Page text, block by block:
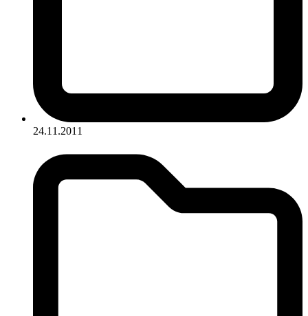
24.11.2011